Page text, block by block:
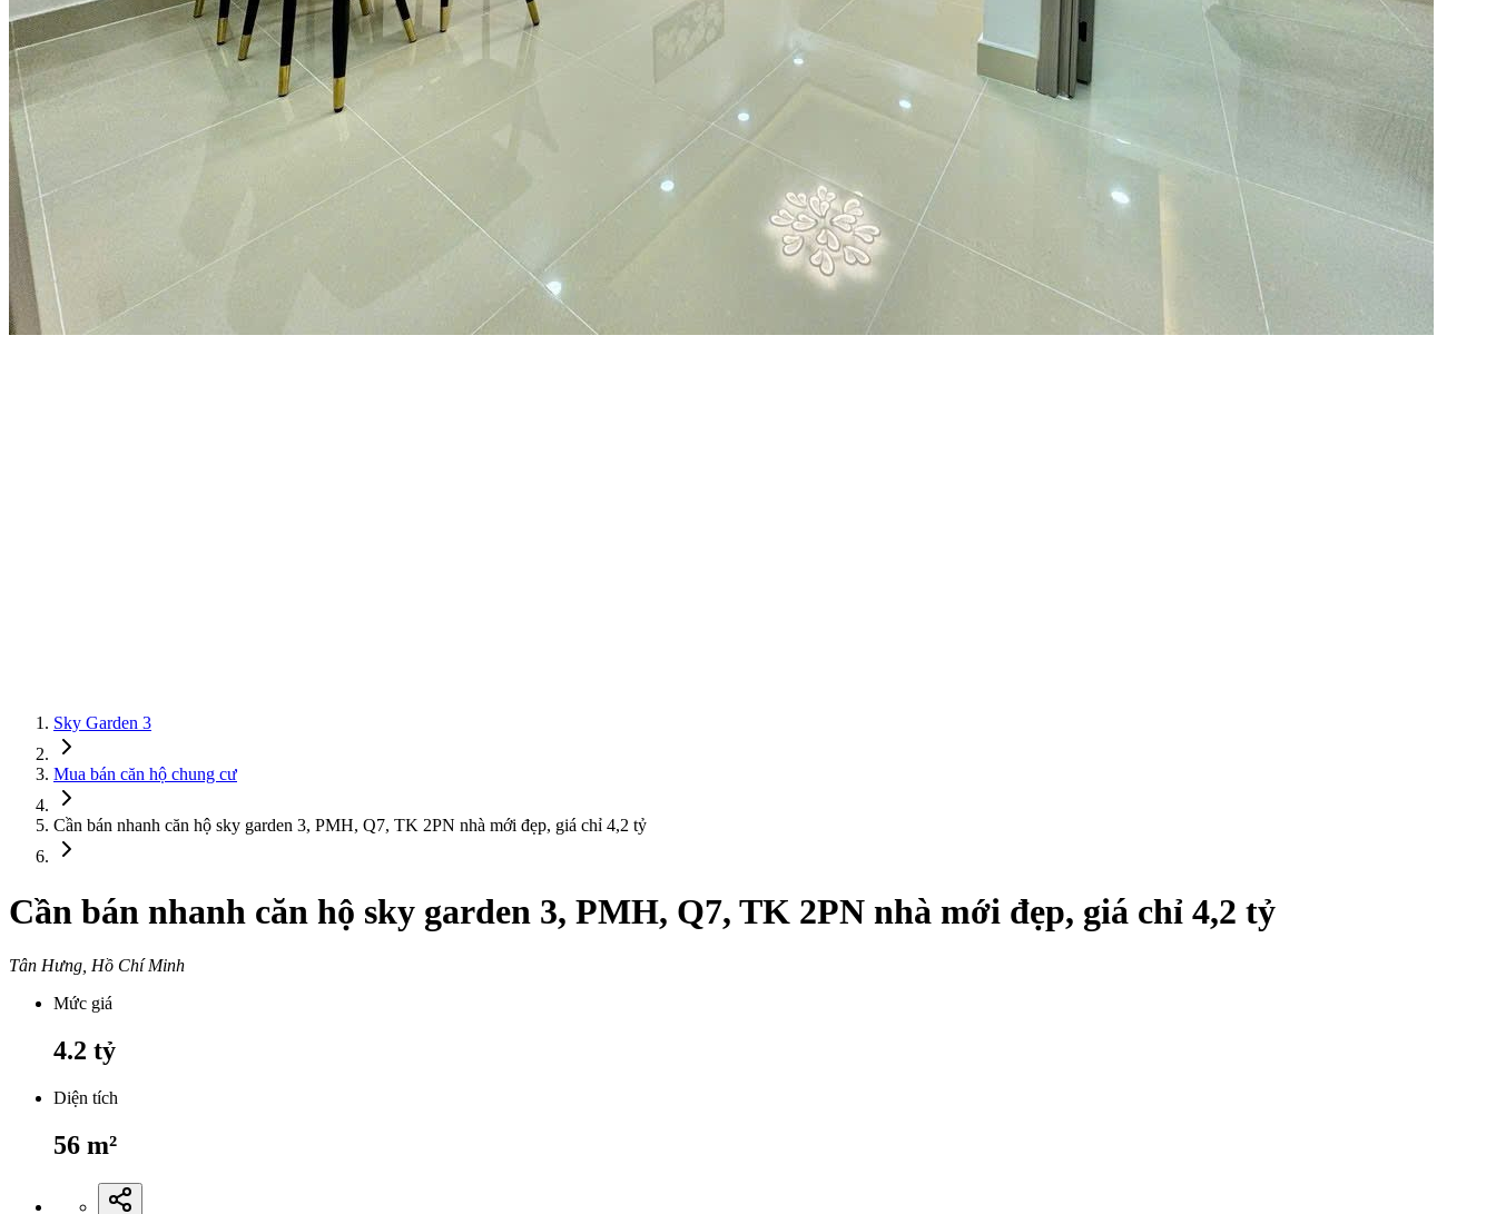
Sky Garden 3
Mua bán căn hộ chung cư
Cần bán nhanh căn hộ sky garden 3, PMH, Q7, TK 2PN nhà mới đẹp, giá chỉ 4,2 tỷ
Cần bán nhanh căn hộ sky garden 3, PMH, Q7, TK 2PN nhà mới đẹp, giá chỉ 4,2 tỷ
Tân Hưng, Hồ Chí Minh
Mức giá
4.2 tỷ
Diện tích
56 m²